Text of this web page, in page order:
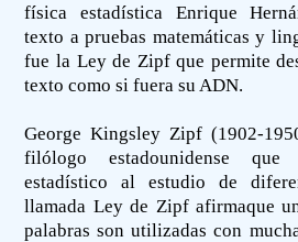
física estadística Enrique
texto a pruebas matemáticas y
fue la Ley de Zipf que permite
texto como si fuera su ADN.
George Kingsley Zipf (1902-
filólogo estadounidense
estadístico al estudio de
llamada Ley de Zipf afirmaque
palabras son utilizadas con